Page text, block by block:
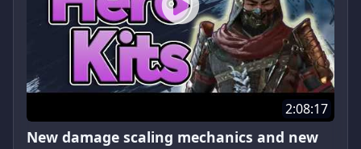
2:08:17
New damage scaling mechanics and new